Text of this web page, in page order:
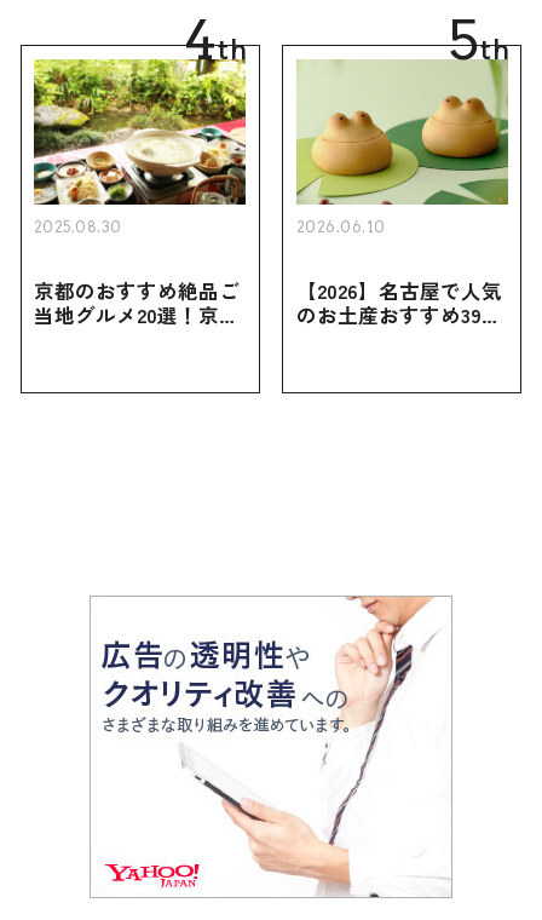
4th
2025.08.30
京都のおすすめ絶品ご
当地グルメ20選！京都
5th
2026.06.10
【2026】名古屋で人気
のお土産おすすめ39選
お土産・ばらまき用ま